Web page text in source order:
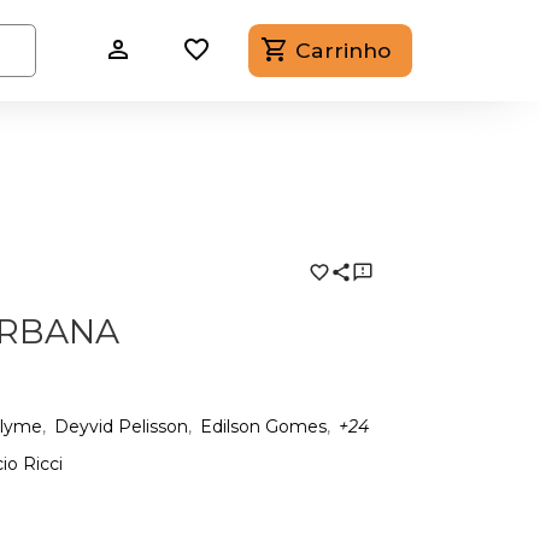
Carrinho
Deyvid Pelisson Edilson Gomes
+24
Ricci